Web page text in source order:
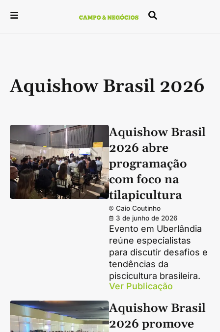
Aquishow Brasil 2026
Aquishow Brasil
2026 abre
programação
com foco na
tilapicultura
Caio Coutinho
3 de junho de 2026
Evento em Uberlândia
reúne especialistas
para discutir desafios e
tendências da
piscicultura brasileira.
Ver Publicação
Aquishow Brasil
2026 promove